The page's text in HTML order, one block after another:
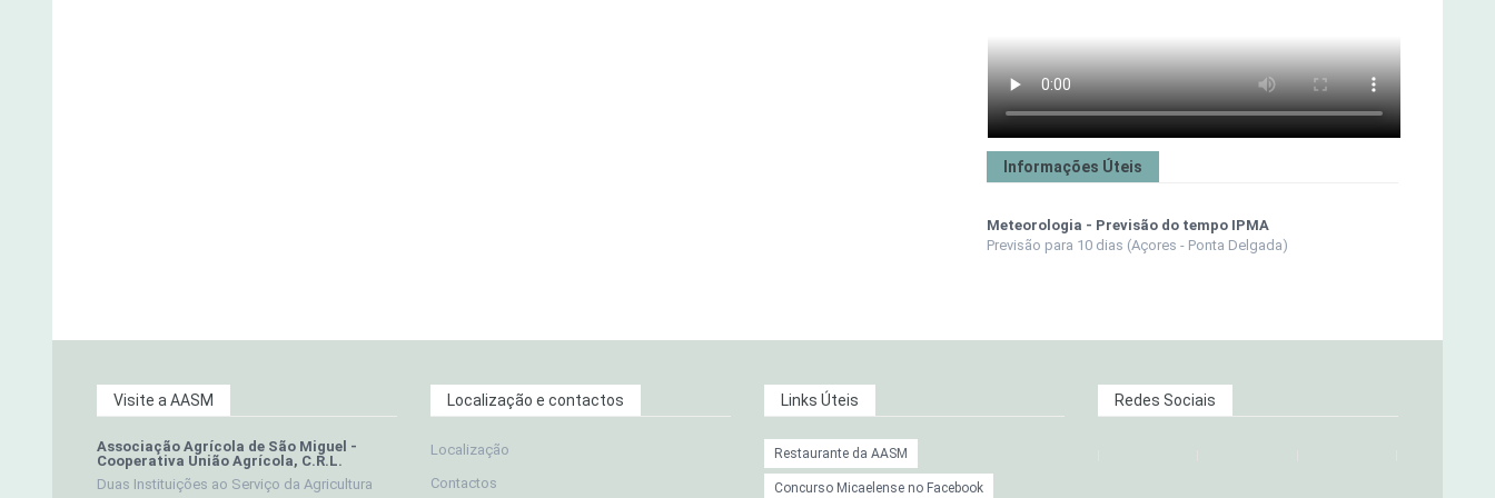
Informações Úteis
Meteorologia - Previsão do tempo IPMA
Previsão para 10 dias (Açores - Ponta Delgada)
Visite a AASM
Associação Agrícola de São Miguel -
Cooperativa União Agrícola, C.R.L.
Duas Instituições ao Serviço da Agricultura
Localização e contactos
Localização
Contactos
Links Úteis
Restaurante da AASM
Concurso Micaelense no Facebook
Redes Sociais